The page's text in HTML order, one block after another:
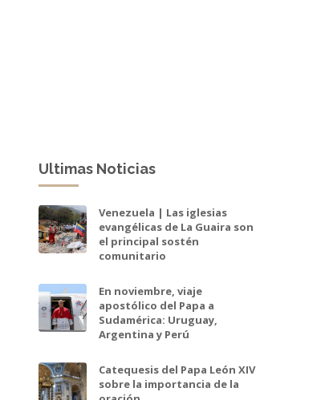
Ultimas Noticias
Venezuela | Las iglesias
evangélicas de La Guaira son
el principal sostén
comunitario
En noviembre, viaje
apostólico del Papa a
Sudamérica: Uruguay,
Argentina y Perú
Catequesis del Papa León XIV
sobre la importancia de la